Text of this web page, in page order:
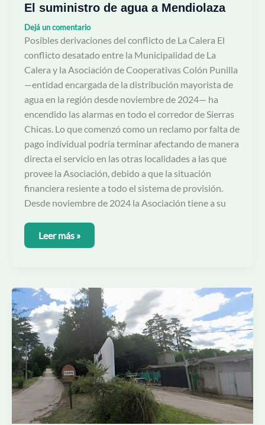
El suministro de agua a Mendiolaza
Dejá un comentario
Posibles derivaciones del conflicto de La Calera El
conflicto desatado entre la Municipalidad de La
Calera y la Asociación de Cooperativas Colón Punilla
—entidad encargada de la distribución mayorista de
agua en la región desde noviembre de 2024— ha
encendido las alarmas en todo el corredor de Sierras
Chicas. Lo que comenzó como un reclamo por falta de
pago individual podría terminar afectando de manera
directa el servicio en las otras localidades a las que
provee la Asociación, debido a que la situación
financiera resiente a todo el sistema de provisión.
Desde noviembre de 2024 la Asociación tiene a su
Leer más »
Crédito
de
la
Provincia
para
Mendiolaza